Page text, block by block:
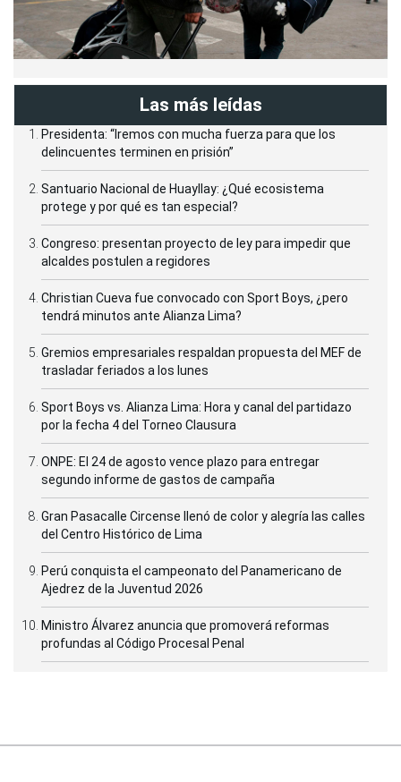
Las más leídas
Presidenta: “Iremos con mucha fuerza para que los
delincuentes terminen en prisión”
Santuario Nacional de Huayllay: ¿Qué ecosistema
protege y por qué es tan especial?
Congreso: presentan proyecto de ley para impedir que
alcaldes postulen a regidores
Christian Cueva fue convocado con Sport Boys, ¿pero
tendrá minutos ante Alianza Lima?
Gremios empresariales respaldan propuesta del MEF de
trasladar feriados a los lunes
Sport Boys vs. Alianza Lima: Hora y canal del partidazo
por la fecha 4 del Torneo Clausura
ONPE: El 24 de agosto vence plazo para entregar
segundo informe de gastos de campaña
Gran Pasacalle Circense llenó de color y alegría las calles
del Centro Histórico de Lima
Perú conquista el campeonato del Panamericano de
Ajedrez de la Juventud 2026
Ministro Álvarez anuncia que promoverá reformas
profundas al Código Procesal Penal